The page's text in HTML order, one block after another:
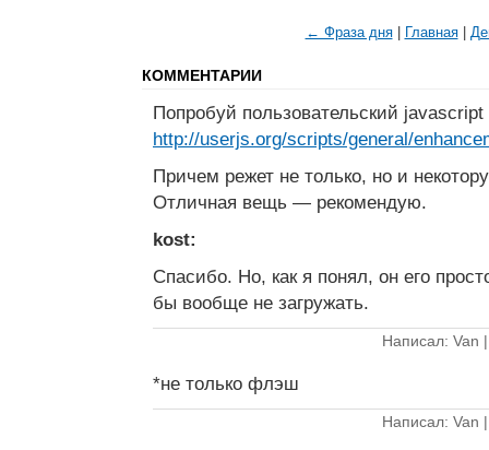
← Фраза дня| Главная|
КОММЕНТАРИИ
Попробуй пользовательский
http://userjs.org/scripts/general/
Причем режет не только, но и
Отличная вещь — рекомендую.
kost:
Спасибо. Но, как я понял, он его
бы вообще не загружать.
Написал: Van
*не только флэш
Написал: Van